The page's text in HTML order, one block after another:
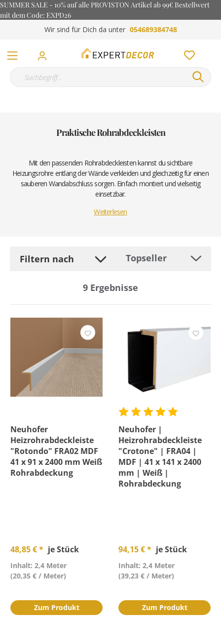
SUMMER SALE - 10% auf alle PROVISTON Artikel ab 99€ Bestellwert
mit dem Code: EXPD26
Wir sind für Dich da unter 054689384748
Praktische Rohrabdeckleisten
Mit den passenden Rohrabdeckleisten kannst du sichtbare
Heizungsrohre entlang der Wände verkleiden und gleichzeitig für einen
sauberen Wandabschluss sorgen. Einfach montiert und vielseitig
einsetzbar.
Weiterlesen
Filtern nach
9 Ergebnisse
Farbe
Länge
Material
Preis
Neuhofer
Heizrohrabdeckleiste
"Rotondo" FRA02 MDF
41 x 91 x 2400 mm Weiß
Rohrabdeckung
48,85 € * je Stück
Inhalt: 2,4 Meter
(20,35 € / Meter)
Zum Produkt
Neuhofer |
Heizrohrabdeckleiste
"Crotone" | FRA04 |
MDF | 41 x 141 x 2400
mm | Weiß |
Rohrabdeckung
94,15 € * je Stück
Inhalt: 2,4 Meter
(39,23 € / Meter)
Zum Produkt